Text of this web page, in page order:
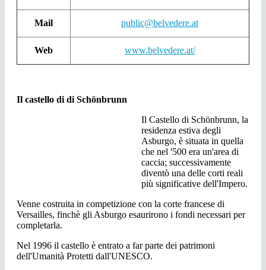
Mail public@belvedere.at
Web www.belvedere.at/
Il castello di di Schönbrunn
Il Castello di Schönbrunn, la
residenza estiva degli
Asburgo, è situata in quella
che nel '500 era un'area di
caccia; successivamente
diventò una delle corti reali
più significative dell'Impero.
Venne costruita in competizione con la corte francese di
Versailles, finchè gli Asburgo esaurirono i fondi necessari per
completarla.
Nel 1996 il castello è entrato a far parte dei patrimoni
dell'Umanità Protetti dall'UNESCO.